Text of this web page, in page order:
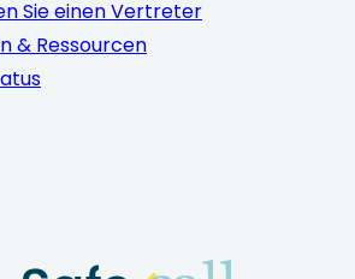
Sie einen Vertreter
& Ressourcen